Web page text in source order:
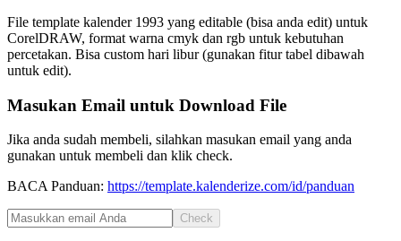
File template kalender 1993 yang editable (bisa anda edit) untuk
CorelDRAW, format warna cmyk dan rgb untuk kebutuhan
percetakan. Bisa custom hari libur (gunakan fitur tabel dibawah
untuk edit).
Masukan Email untuk Download File
Jika anda sudah membeli, silahkan masukan email yang anda
gunakan untuk membeli dan klik check.
BACA Panduan: https://template.kalenderize.com/id/panduan
Check